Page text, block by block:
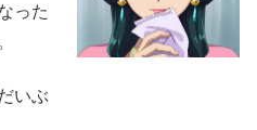
った
いぶ